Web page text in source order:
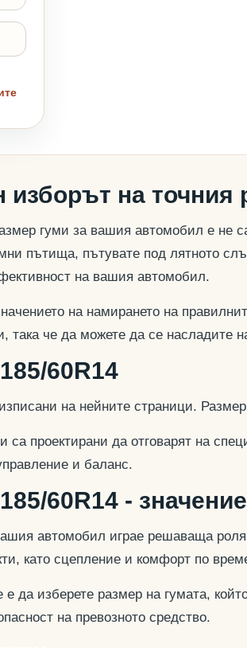
на
гуми за вашия автомобил е не
пътища, пътувате под лятното
на вашия автомобил.
на намирането на
така че да можете да се насладите
60R14
на нейните страници.
са проектирани да отговарят на
и баланс.
60R14 - значение
автомобил играе решаваща
като сцепление и комфорт по
да изберете размер на гумата,
на превозното средство.